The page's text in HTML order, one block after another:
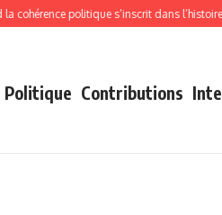
cohérence politique s’inscrit dans l’histoire
Politique Contributions